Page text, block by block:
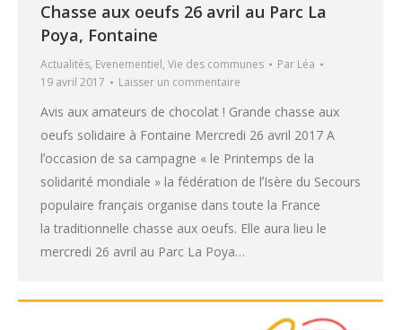
Chasse aux oeufs 26 avril au Parc La
Poya, Fontaine
Actualités, Evenementiel, Vie des communes Par Léa
19 avril 2017
Laisser un commentaire
Avis aux amateurs de chocolat ! Grande chasse aux
oeufs solidaire à Fontaine Mercredi 26 avril 2017 A
lʼoccasion de sa campagne « le Printemps de la
solidarité mondiale » la fédération de lʼIsère du Secours
populaire français organise dans toute la France
la traditionnelle chasse aux oeufs. Elle aura lieu le
mercredi 26 avril au Parc La Poya…